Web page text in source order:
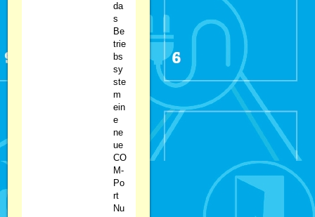
da
s
Be
trie
bs
sy
ste
m
ein
e
ne
ue
CO
M-
Po
rt
Nu